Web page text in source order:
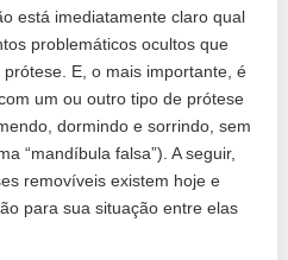
está imediatamente claro qual
problemáticos ocultos que
E, o mais importante, é
um ou outro tipo de prótese
dormindo e sorrindo, sem
“mandíbula falsa”). A seguir,
removíveis existem hoje e
para sua situação entre elas